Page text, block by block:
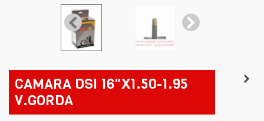
CAMARA DSI 16"X1.50-1.95
V.GORDA